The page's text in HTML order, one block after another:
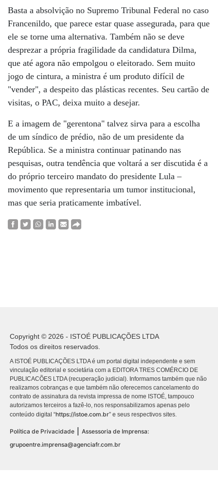
Basta a absolvição no Supremo Tribunal Federal no caso
Francenildo, que parece estar quase assegurada, para que
ele se torne uma alternativa. Também não se deve
desprezar a própria fragilidade da candidatura Dilma,
que até agora não empolgou o eleitorado. Sem muito
jogo de cintura, a ministra é um produto difícil de
"vender", a despeito das plásticas recentes. Seu cartão de
visitas, o PAC, deixa muito a desejar.
E a imagem de "gerentona" talvez sirva para a escolha
de um síndico de prédio, não de um presidente da
República. Se a ministra continuar patinando nas
pesquisas, outra tendência que voltará a ser discutida é a
do próprio terceiro mandato do presidente Lula –
movimento que representaria um tumor institucional,
mas que seria praticamente imbatível.
Copyright © 2026 - ISTOÉ PUBLICAÇÕES LTDA
Todos os direitos reservados.
A ISTOÉ PUBLICAÇÕES LTDA é um portal digital independente e sem
vinculação editorial e societária com a EDITORA TRES COMÉRCIO DE
PUBLICACÕES LTDA (recuperação judicial). Informamos também que não
realizamos cobranças e que também não oferecemos cancelamento do
contrato de assinatura da revista impressa de nome ISTOÉ, tampouco
autorizamos terceiros a fazê-lo, nos responsabilizamos apenas pelo
conteúdo digital “https://istoe.com.br” e seus respectivos sites.
Política de Privacidade
Assessoria de Imprensa:
grupoentre.imprensa@agenciafr.com.br